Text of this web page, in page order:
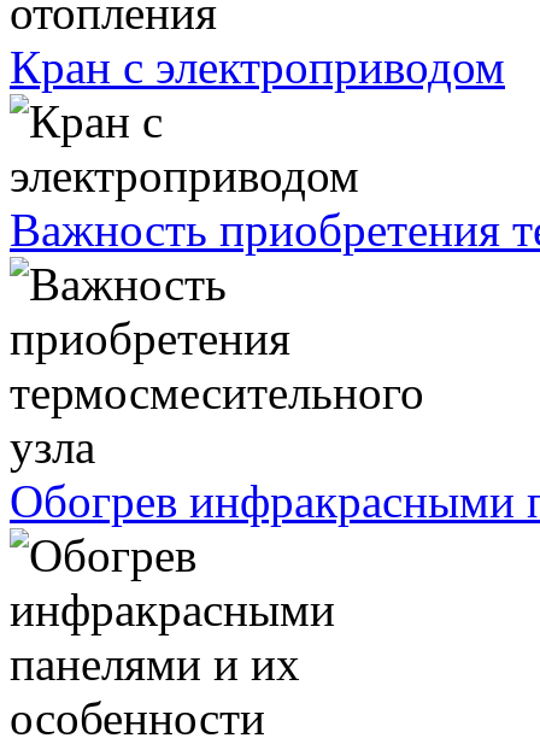
Кран с электроприводом
Важность приобретения
Обогрев инфракрасными